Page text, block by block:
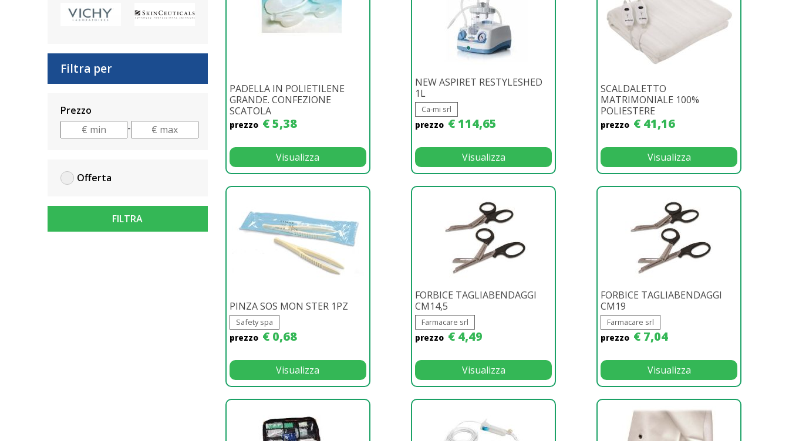
Filtra per
Prezzo
-
Offerta
FILTRA
PADELLA IN POLIETILENE
GRANDE. CONFEZIONE
SCATOLA
prezzo € 5,38
Visualizza
NEW ASPIRET RESTYLESHED
1L
Ca-mi srl
prezzo € 114,65
Visualizza
SCALDALETTO
MATRIMONIALE 100%
POLIESTERE
prezzo € 41,16
Visualizza
PINZA SOS MON STER 1PZ
Safety spa
prezzo € 0,68
Visualizza
FORBICE TAGLIABENDAGGI
CM14,5
Farmacare srl
prezzo € 4,49
Visualizza
FORBICE TAGLIABENDAGGI
CM19
Farmacare srl
prezzo € 7,04
Visualizza